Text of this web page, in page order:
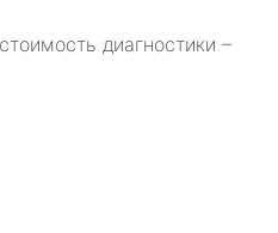
диагностики –